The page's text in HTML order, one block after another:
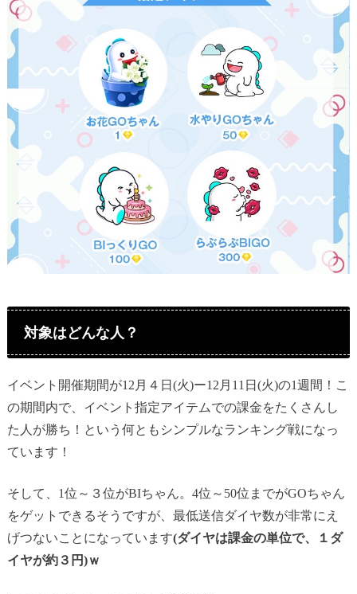
対象はどんな人？
イベント開催期間が12月４日(火)ー12月11日(火)の1週間！こ
の期間内で、イベント指定アイテムでの課金をたくさんし
た人が勝ち！という何ともシンプルなランキング戦になっ
ています！
そして、1位～３位がBIちゃん。4位～50位までがGOちゃん
をゲットできるそうですが、最低送信ダイヤ数が非常にえ
げつないことになっています(ダイヤは課金の単位で、１ダ
イヤが約３円)ｗ